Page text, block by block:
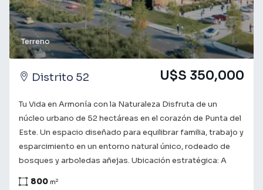
Terreno
Distrito 52 U$S 350,000
Tu Vida en Armonía con la Naturaleza Disfruta de un
núcleo urbano de 52 hectáreas en el corazón de Punta del
Este. Un espacio diseñado para equilibrar familia, trabajo y
esparcimiento en un entorno natural único, rodeado de
bosques y arboledas añejas. Ubicación estratégica: A
800 m2